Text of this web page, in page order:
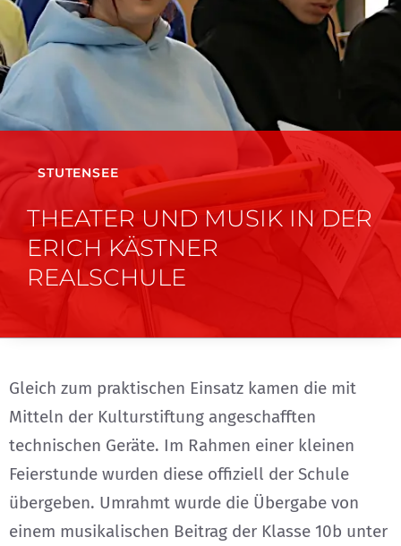
STUTENSEE
THEATER UND MUSIK IN DER
ERICH KÄSTNER
REALSCHULE
Gleich zum praktischen Einsatz kamen die mit
Mitteln der Kulturstiftung angeschafften
technischen Geräte. Im Rahmen einer kleinen
Feierstunde wurden diese offiziell der Schule
übergeben. Umrahmt wurde die Übergabe von
einem musikalischen Beitrag der Klasse 10b unter